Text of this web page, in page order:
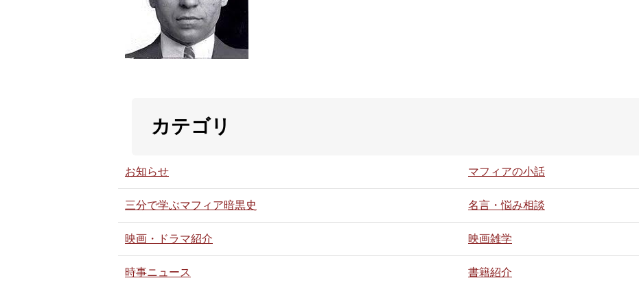
カテゴリ
お知らせ マフィアの小話
三分で学ぶマフィア暗黒史 名言・悩み相談
映画・ドラマ紹介 映画雑学
時事ニュース 書籍紹介